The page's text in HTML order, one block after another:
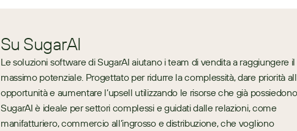
Su SugarAI
Le soluzioni software di SugarAI aiutano i team di vendita a raggiungere
massimo potenziale. Progettato per ridurre la complessità, dare priorità
opportunità e aumentare l’upsell utilizzando le risorse che già
SugarAI è ideale per settori complessi e guidati dalle relazioni, come
manifatturiero, commercio all’ingrosso e distribuzione, che vogliono